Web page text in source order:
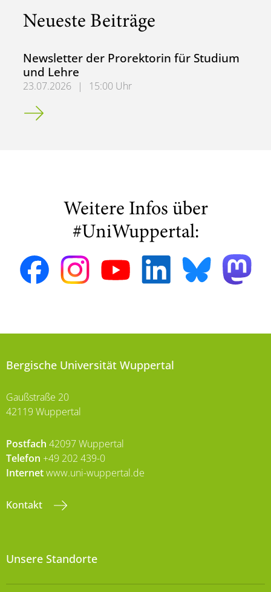
Neueste Beiträge
Newsletter der Prorektorin für Studium
und Lehre
23.07.2026 |
15:00 Uhr
Newsletter der Prorektorin für Studium und Lehre
Weitere Infos über
#UniWuppertal:
Bergische Universität Wuppertal
Gaußstraße 20
42119 Wuppertal
Postfach 42097 Wuppertal
Telefon +49 202 439-0
Internetwww.uni-wuppertal.de
Kontakt
Unsere Standorte